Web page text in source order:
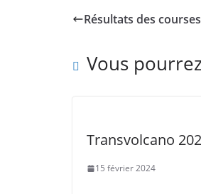
Résultats des
Vous
Transvolcano
15 février 2024